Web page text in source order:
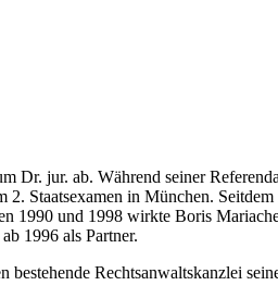
Dr. jur. ab. Während seiner
Staatsexamen in München.
1990 und 1998 wirkte Boris
1996 als Partner.
Rechtsanwaltskanzlei